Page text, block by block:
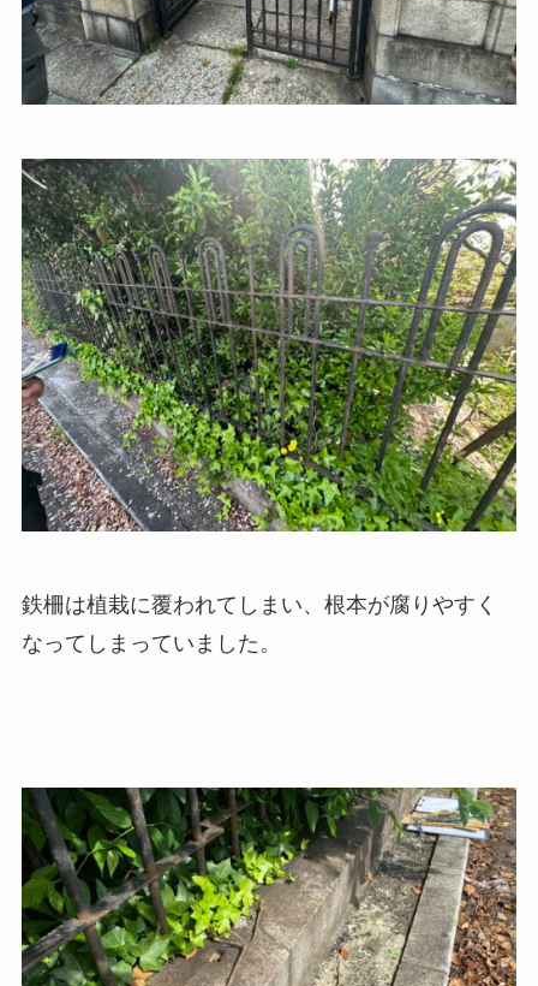
鉄柵は植栽に覆われてしまい、根本が腐りやすく
なってしまっていました。